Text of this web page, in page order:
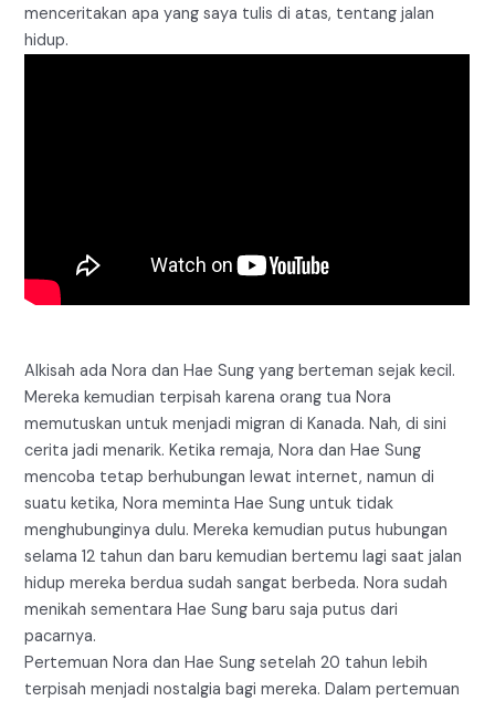
menceritakan apa yang saya tulis di atas, tentang jalan
hidup.
Alkisah ada Nora dan Hae Sung yang berteman sejak kecil.
Mereka kemudian terpisah karena orang tua Nora
memutuskan untuk menjadi migran di Kanada. Nah, di sini
cerita jadi menarik. Ketika remaja, Nora dan Hae Sung
mencoba tetap berhubungan lewat internet, namun di
suatu ketika, Nora meminta Hae Sung untuk tidak
menghubunginya dulu. Mereka kemudian putus hubungan
selama 12 tahun dan baru kemudian bertemu lagi saat jalan
hidup mereka berdua sudah sangat berbeda. Nora sudah
menikah sementara Hae Sung baru saja putus dari
pacarnya.
Pertemuan Nora dan Hae Sung setelah 20 tahun lebih
terpisah menjadi nostalgia bagi mereka. Dalam pertemuan